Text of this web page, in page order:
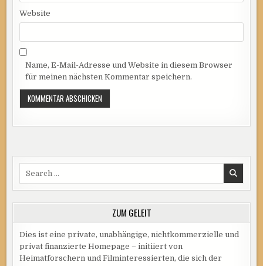
Website
Name, E-Mail-Adresse und Website in diesem Browser
für meinen nächsten Kommentar speichern.
ZUM GELEIT
Dies ist eine private, unabhängige, nichtkommerzielle und
privat finanzierte Homepage – initiiert von
Heimatforschern und Filminteressierten, die sich der